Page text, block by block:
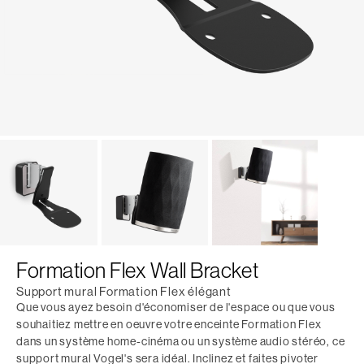
Formation Flex Wall Bracket
Support mural Formation Flex élégant
Que vous ayez besoin d'économiser de l'espace ou que vous
souhaitiez mettre en oeuvre votre enceinte Formation Flex
dans un système home-cinéma ou un système audio stéréo, ce
support mural Vogel's sera idéal. Inclinez et faites pivoter